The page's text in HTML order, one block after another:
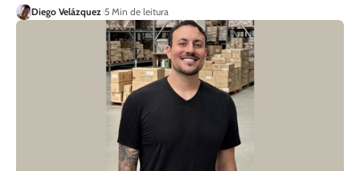
Diego Velázquez 5 Min de leitura